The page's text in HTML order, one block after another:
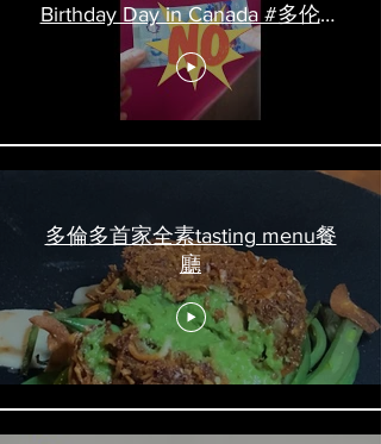
Birthday Day in Canada #多伦多
吃喝玩乐 #多伦多美食
#torontofood
多倫多首家全素tasting menu餐
廳